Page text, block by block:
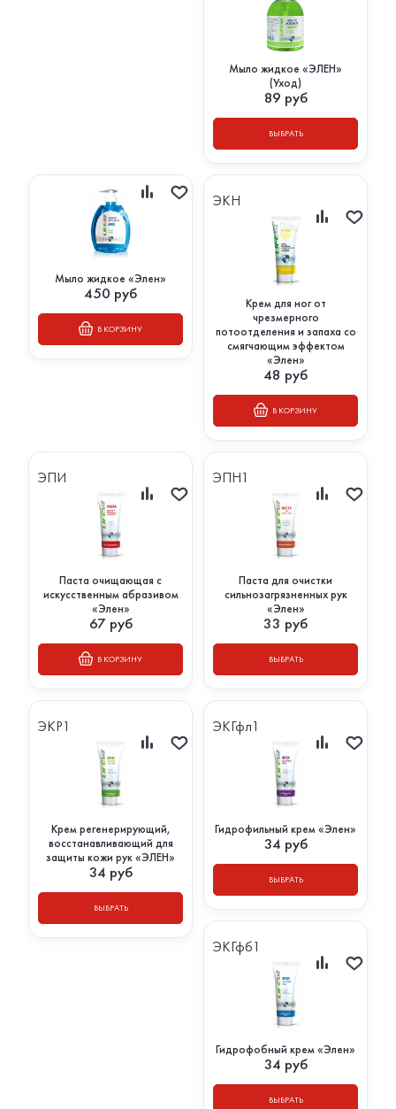
Мыло жидкое «ЭЛЕН»
(Уход)
89 руб
ВЫБРАТЬ
Мыло жидкое «Элен»
450 руб
В КОРЗИНУ
ЭКН
Крем для ног от
чрезмерного
потоотделения и запаха со
смягчающим эффектом
«Элен»
48 руб
В КОРЗИНУ
ЭПИ
Паста очищающая с
искусственным абразивом
«Элен»
67 руб
В КОРЗИНУ
ЭПН1
Паста для очистки
сильнозагрязненных рук
«Элен»
33 руб
ВЫБРАТЬ
ЭКР1
Крем регенерирующий,
восстанавливающий для
защиты кожи рук «ЭЛЕН»
34 руб
ВЫБРАТЬ
ЭКГфл1
Гидрофильный крем «Элен»
34 руб
ВЫБРАТЬ
ЭКГфб1
Гидрофобный крем «Элен»
34 руб
ВЫБРАТЬ